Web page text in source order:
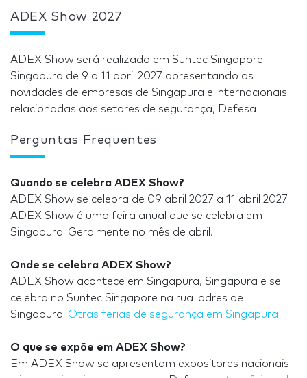
ADEX Show 2027
ADEX Show será realizado em Suntec Singapore
Singapura de 9 a 11 abril 2027 apresentando as
novidades de empresas de Singapura e internacionais
relacionadas aos setores de segurança, Defesa
Perguntas Frequentes
Quando se celebra ADEX Show?
ADEX Show se celebra de 09 abril 2027 a 11 abril 2027.
ADEX Show é uma feira anual que se celebra em
Singapura. Geralmente no mês de abril.
Onde se celebra ADEX Show?
ADEX Show acontece em Singapura, Singapura e se
celebra no Suntec Singapore na rua :adres de
Singapura. Otras ferias de segurança em Singapura
O que se expõe em ADEX Show?
Em ADEX Show se apresentam expositores nacionais